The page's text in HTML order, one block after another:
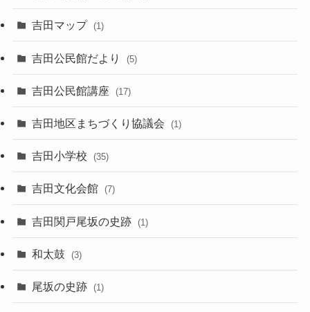
吉田マップ (1)
吉田公民館だより (5)
吉田公民館講座 (17)
吉田地区まちづくり協議会 (1)
吉田小学校 (35)
吉田文化会館 (7)
吉田関戸尾坂の史跡 (1)
和太鼓 (3)
尾坂の史跡 (1)